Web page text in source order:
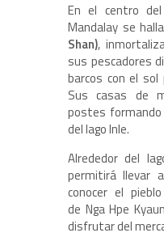
En el centro
Mandalay se
Shan),
sus pescadores
barcos con el sol
Sus casas de
postes
del lago Inle.
Alrededor del
permitirá llevar
conocer el
de Nga Hpe
disfrutar del